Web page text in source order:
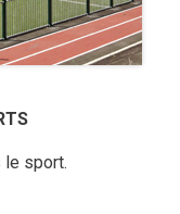
le sport.